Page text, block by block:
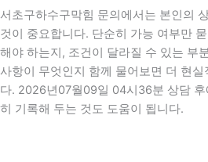
서초구하수구막힘 문의에서는 본인의
것이 중요합니다. 단순히 가능 여부만
해야 하는지, 조건이 달라질 수 있는 부
사항이 무엇인지 함께 물어보면 더 현
다. 2026년07월09일 04시36분 상담
히 기록해 두는 것도 도움이 됩니다.